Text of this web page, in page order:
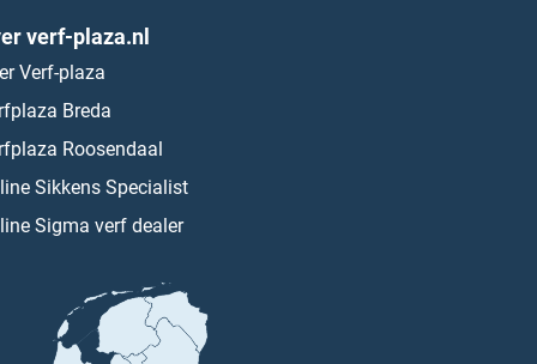
verf-plaza.nl
Verf-plaza
Breda
Roosendaal
Sikkens Specialist
Sigma verf dealer